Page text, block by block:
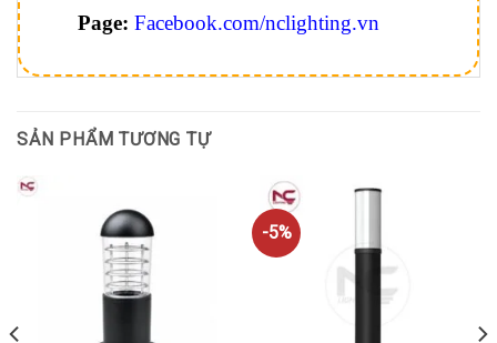
Page: Facebook.com/nclighting.vn
SẢN PHẨM TƯƠNG TỰ
-5%